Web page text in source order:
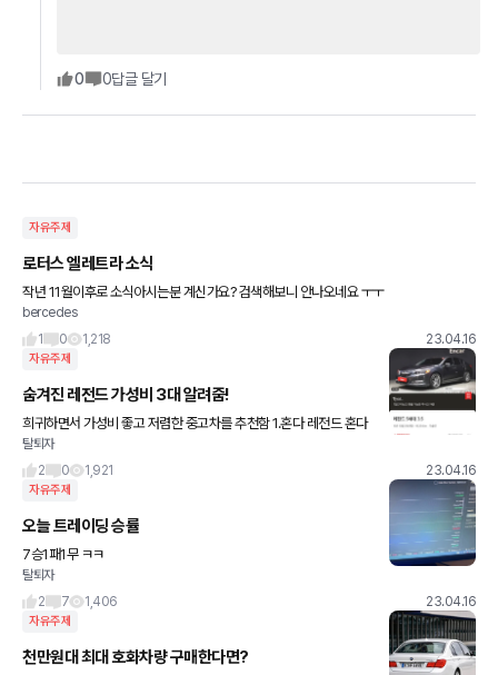
0 0답글 달기
자유주제
로터스 엘레트라 소식
작년 11월이후로 소식아시는분 계신가요? 검색해보니 안나오네요 ㅜㅜ
bercedes
1
0 1,218 23.04.16
자유주제
숨겨진 레전드 가성비 3대 알려줌!
희귀하면서 가성비 좋고 저렴한 중고차를 추천함 1.혼다 레전드 혼다
의 플래그쉽세단으로 혼다의 3500cc이면 성능은 끝났고 여기다 플
래그쉽 답게 통풍시트 어댑티브크루즈 컨트롤 차선유지보조 어라운
탈퇴자
2
0 1,921 23.04.16
자유주제
오늘 트레이딩 승률
7승1패1무 ㅋㅋ
탈퇴자
2
7 1,406 23.04.16
자유주제
천만원대 최대 호화차량 구매한다면?